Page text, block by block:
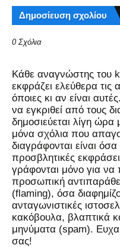
Δημοσίευση σχολίου
0 Σχόλια
Kάθε αναγνώστης του
εκφράζει ελεύθερα τις
όποιες κι αν είναι
να εγκριθεί από τους
δημοσιεύεται λίγη
μόνα σχόλια που
διαγράφονται είναι
προσβλητικές
γράφονται μόνο για
προσωπική
(flaming), όσα
ανταγωνιστικές
κακόβουλα, βλαπτικά
μηνύματα (spam).
σας!